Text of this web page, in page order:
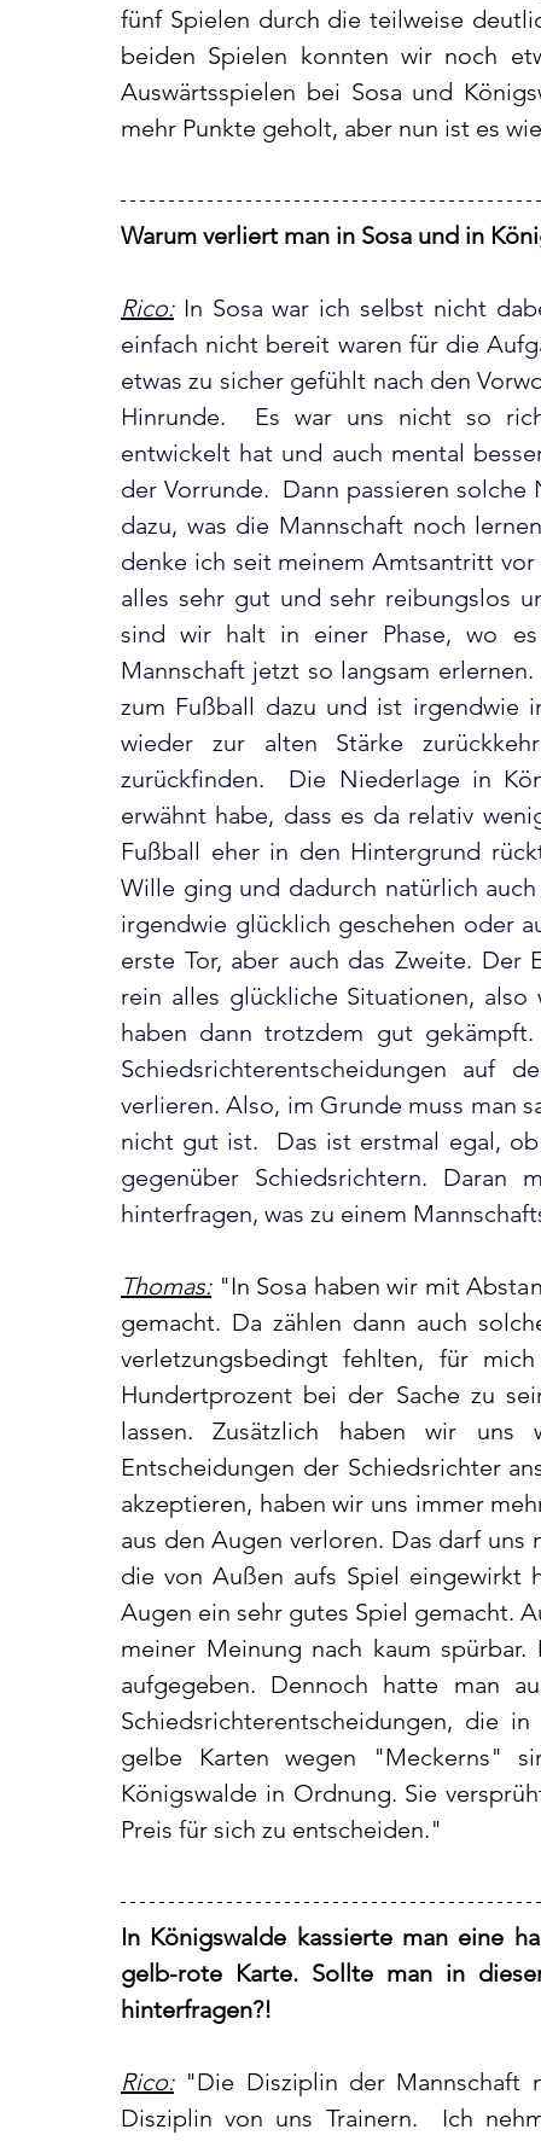
fünf Spielen durch die teilweise
beiden Spielen konnten wir noch
Auswärtsspielen bei Sosa und
mehr Punkte geholt, aber nun ist es
Warum verliert man in Sosa und in
Rico: In Sosa war ich selbst nicht
einfach nicht bereit waren für die
etwas zu sicher gefühlt nach den
Hinrunde.  Es war uns nicht so
entwickelt hat und auch mental
der Vorrunde.  Dann passieren
dazu, was die Mannschaft noch
denke ich seit meinem Amtsantritt
alles sehr gut und sehr reibungslos
sind wir halt in einer Phase, wo
Mannschaft jetzt so langsam
zum Fußball dazu und ist irgendwie
wieder zur alten Stärke
zurückfinden.  Die Niederlage in
erwähnt habe, dass es da relativ
Fußball eher in den Hintergrund
Wille ging und dadurch natürlich
irgendwie glücklich geschehen oder
erste Tor, aber auch das Zweite. Der
rein alles glückliche Situationen,
haben dann trotzdem gut
Schiedsrichterentscheidungen auf
verlieren. Also, im Grunde muss man
nicht gut ist.  Das ist erstmal egal,
gegenüber Schiedsrichtern.
hinterfragen, was zu einem
Thomas: "In Sosa haben wir mit
gemacht. Da zählen dann auch
verletzungsbedingt fehlten, für
Hundertprozent bei der Sache zu
lassen. Zusätzlich haben wir
Entscheidungen der Schiedsrichter
akzeptieren, haben wir uns immer
aus den Augen verloren. Das darf uns
die von Außen aufs Spiel eingewirkt
Augen ein sehr gutes Spiel gemacht.
meiner Meinung nach kaum
aufgegeben. Dennoch hatte man
Schiedsrichterentscheidungen, die
gelbe Karten wegen "Meckerns"
Königswalde in Ordnung. Sie
Preis für sich zu entscheiden."
In Königswalde kassierte man eine
gelb-rote Karte. Sollte man in
hinterfragen?!
Rico: "Die Disziplin der Mannschaft
Disziplin von uns Trainern.  Ich